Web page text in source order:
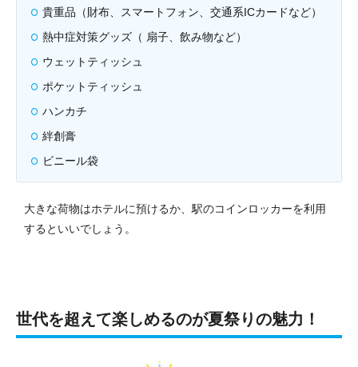
貴重品（財布、スマートフォン、交通系ICカードなど）
熱中症対策グッズ（ 扇子、飲み物など）
ウェットティッシュ
ポケットティッシュ
ハンカチ
絆創膏
ビニール袋
大きな荷物はホテルに預けるか、駅のコインロッカーを利用
するといいでしょう。
世代を超えて楽しめるのが夏祭りの魅力！